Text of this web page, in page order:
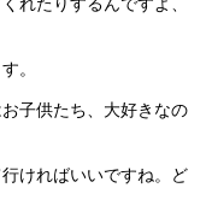
。
子供たち、大好きなの
ければいいですね。ど